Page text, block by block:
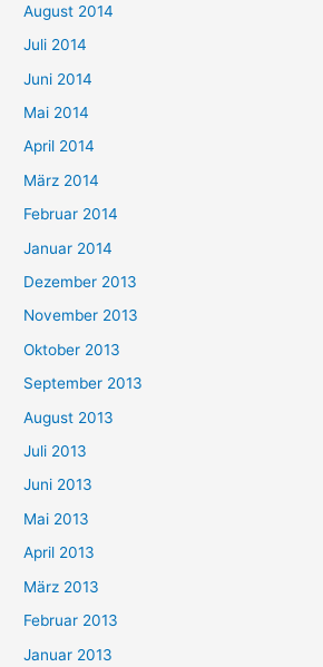
August 2014
Juli 2014
Juni 2014
Mai 2014
April 2014
März 2014
Februar 2014
Januar 2014
Dezember 2013
November 2013
Oktober 2013
September 2013
August 2013
Juli 2013
Juni 2013
Mai 2013
April 2013
März 2013
Februar 2013
Januar 2013